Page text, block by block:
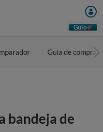
Guio
Guía de compra
bandeja de